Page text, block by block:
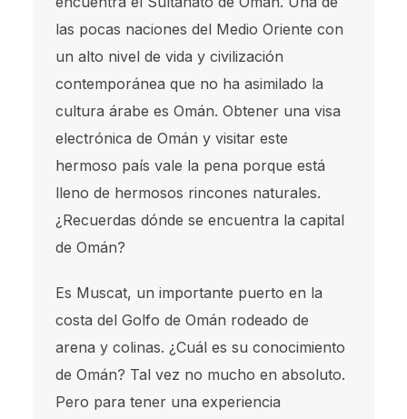
las pocas naciones del Medio Oriente con
un alto nivel de vida y civilización
contemporánea que no ha asimilado la
cultura árabe es Omán. Obtener una visa
electrónica de Omán y visitar este
hermoso país vale la pena porque está
lleno de hermosos rincones naturales.
¿Recuerdas dónde se encuentra la capital
de Omán?
Es Muscat, un importante puerto en la
costa del Golfo de Omán rodeado de
arena y colinas. ¿Cuál es su conocimiento
de Omán? Tal vez no mucho en absoluto.
Pero para tener una experiencia